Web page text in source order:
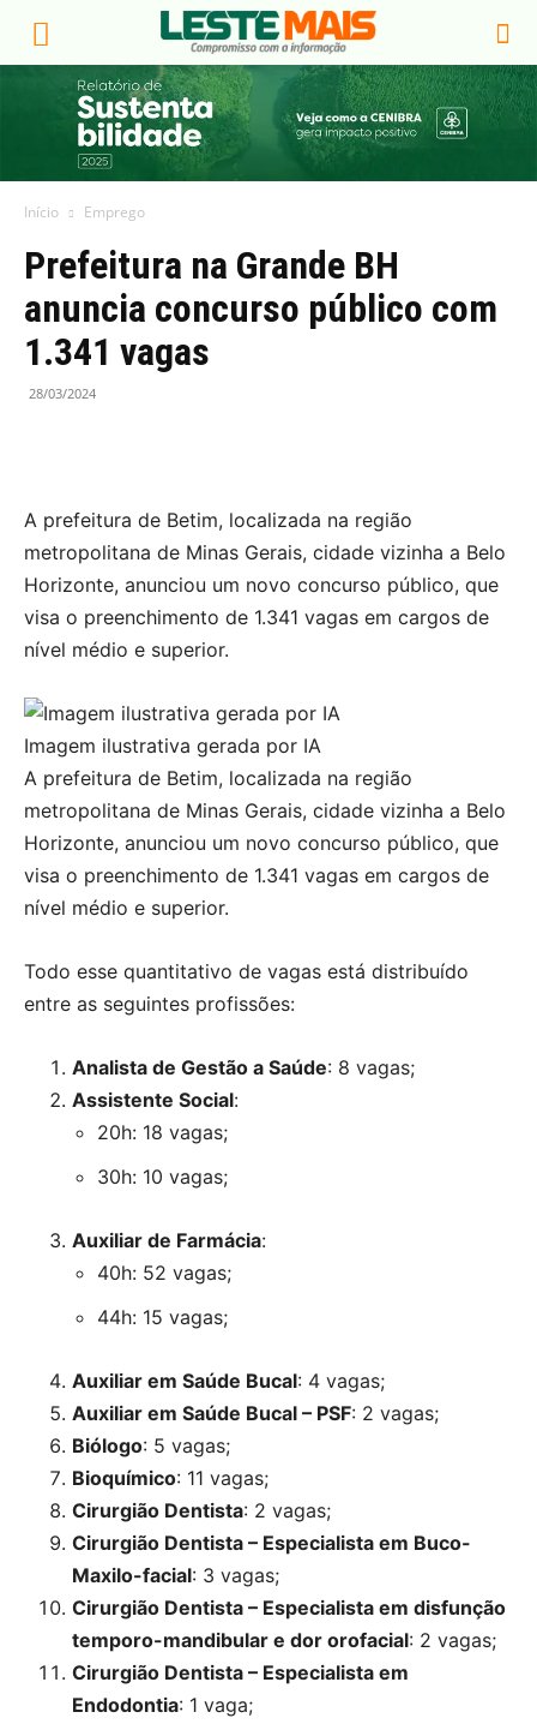
Início Emprego
Prefeitura na Grande BH
anuncia concurso público com
1.341 vagas
28/03/2024
A prefeitura de Betim, localizada na região
metropolitana de Minas Gerais, cidade vizinha a Belo
Horizonte, anunciou um novo concurso público, que
visa o preenchimento de 1.341 vagas em cargos de
nível médio e superior.
Imagem ilustrativa gerada por IA
A prefeitura de Betim, localizada na região
metropolitana de Minas Gerais, cidade vizinha a Belo
Horizonte, anunciou um novo concurso público, que
visa o preenchimento de 1.341 vagas em cargos de
nível médio e superior.
Todo esse quantitativo de vagas está distribuído
entre as seguintes profissões:
Analista de Gestão a Saúde: 8 vagas;
Assistente Social:
20h: 18 vagas;
30h: 10 vagas;
Auxiliar de Farmácia:
40h: 52 vagas;
44h: 15 vagas;
Auxiliar em Saúde Bucal: 4 vagas;
Auxiliar em Saúde Bucal – PSF: 2 vagas;
Biólogo: 5 vagas;
Bioquímico: 11 vagas;
Cirurgião Dentista: 2 vagas;
Cirurgião Dentista – Especialista em Buco-
Maxilo-facial: 3 vagas;
Cirurgião Dentista – Especialista em disfunção
temporo-mandibular e dor orofacial: 2 vagas;
Cirurgião Dentista – Especialista em
Endodontia: 1 vaga;